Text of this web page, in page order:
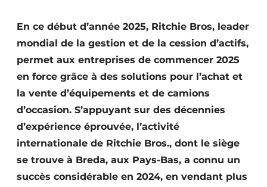
Construction bois
Contrôle d’accès
Éclairage
Façades
Géotextiles
En ce début d’année 2025, Ritchie Bros, leader
mondial de la gestion et de la cession d’actifs,
permet aux entreprises de commencer 2025
en force grâce à des solutions pour l’achat et
la vente d’équipements et de camions
d’occasion. S’appuyant sur des décennies
d’expérience éprouvée, l’activité
internationale de Ritchie Bros., dont le siège
se trouve à Breda, aux Pays-Bas, a connu un
succès considérable en 2024, en vendant plus